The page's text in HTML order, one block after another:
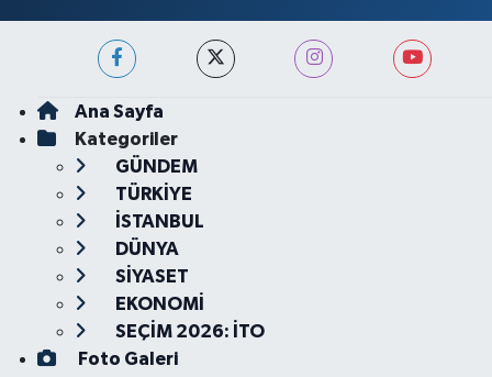
Ana Sayfa
Kategoriler
GÜNDEM
TÜRKİYE
İSTANBUL
DÜNYA
SİYASET
EKONOMİ
SEÇİM 2026: İTO
Foto Galeri